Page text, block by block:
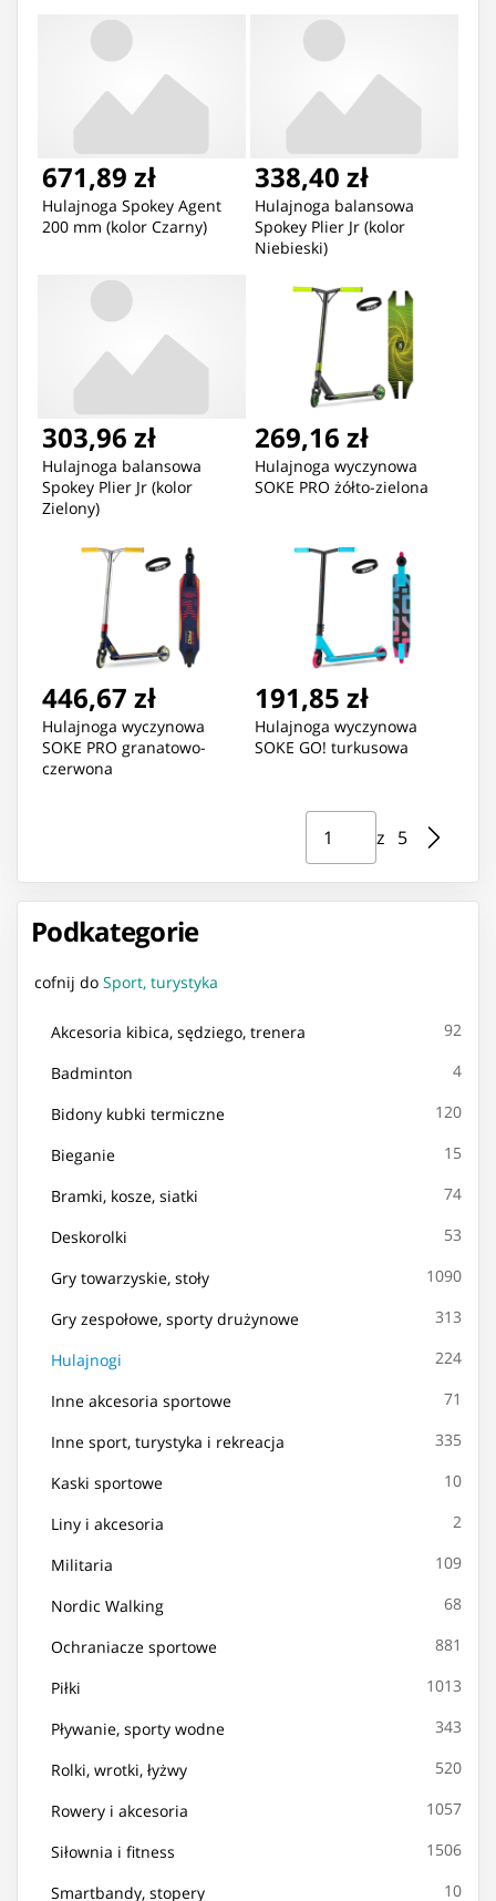
Podkategorie
cofnij do Sport, turystyka
Akcesoria kibica, sędziego, trenera 92
Badminton 4
Bidony kubki termiczne 120
Bieganie 15
Bramki, kosze, siatki 74
Deskorolki 53
Gry towarzyskie, stoły 1090
Gry zespołowe, sporty drużynowe 313
Hulajnogi 224
Inne akcesoria sportowe 71
Inne sport, turystyka i rekreacja 335
Kaski sportowe 10
Liny i akcesoria 2
Militaria 109
Nordic Walking 68
Ochraniacze sportowe 881
Piłki 1013
Pływanie, sporty wodne 343
Rolki, wrotki, łyżwy 520
Rowery i akcesoria 1057
Siłownia i fitness 1506
Smartbandy, stopery 10
671,89 zł
Hulajnoga Spokey Agent
200 mm (kolor Czarny)
338,40 zł
Hulajnoga balansowa
Spokey Plier Jr (kolor
Niebieski)
303,96 zł
Hulajnoga balansowa
Spokey Plier Jr (kolor
Zielony)
269,16 zł
Hulajnoga wyczynowa
SOKE PRO żółto-zielona
446,67 zł
Hulajnoga wyczynowa
SOKE PRO granatowo-
czerwona
191,85 zł
Hulajnoga wyczynowa
SOKE GO! turkusowa
Strona ⁨1⁩ z ⁨5⁩
z ⁨5⁩
Przejdź do strony